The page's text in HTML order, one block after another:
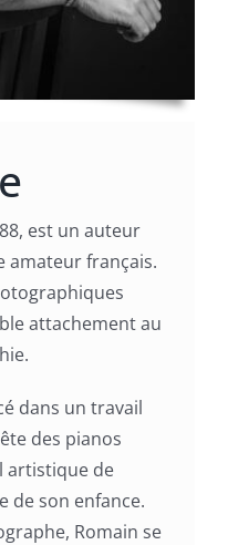
est un auteur
amateur français.
attachement au
dans un travail
des pianos
artistique de
de son enfance.
Romain se